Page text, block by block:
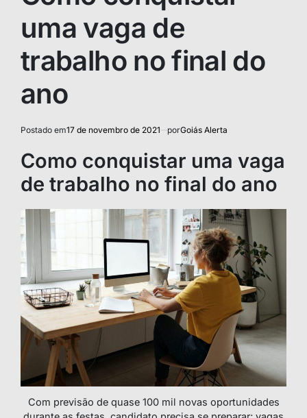
uma vaga de
trabalho no final do
ano
Postado em17 de novembro de 2021 porGoiás Alerta
Como conquistar uma vaga
de trabalho no final do ano
Com previsão de quase 100 mil novas oportunidades